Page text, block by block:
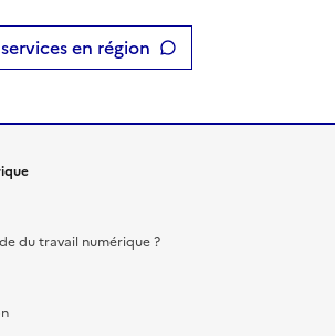
en région
du travail numérique ?